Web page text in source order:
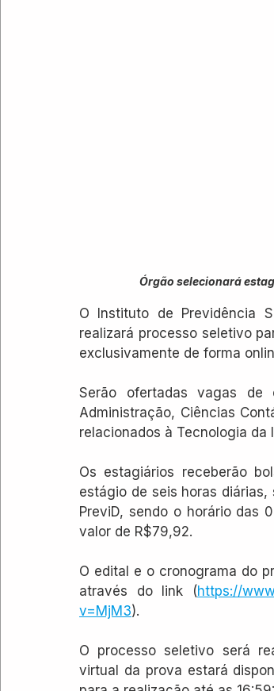
Órgão selecionará
O Instituto de Previdência
realizará processo seletivo
exclusivamente de forma
Serão ofertadas vagas de
Administração, Ciências
relacionados à Tecnologia da
Os estagiários receberão
estágio de seis horas
PreviD, sendo o horário das
valor de R$79,92.
O edital e o cronograma do
através do link (https://
v=MjM3).
O processo seletivo será
virtual da prova estará